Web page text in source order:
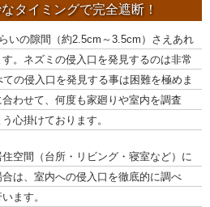
タイミングで完全遮断！
いの隙間（約2.5cm～3.5cm）さえあれ
。ネズミの侵入口を発見するのは非常
の侵入口を発見する事は困難を極めま
わせて、何度も家廻りや室内を調査
心掛けております。
空間（台所・リビング・寝室など）に
は、室内への侵入口を徹底的に調べ
ます。